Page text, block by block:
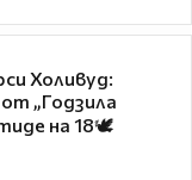
Холивуд:
„Годзила
на 18🕊️